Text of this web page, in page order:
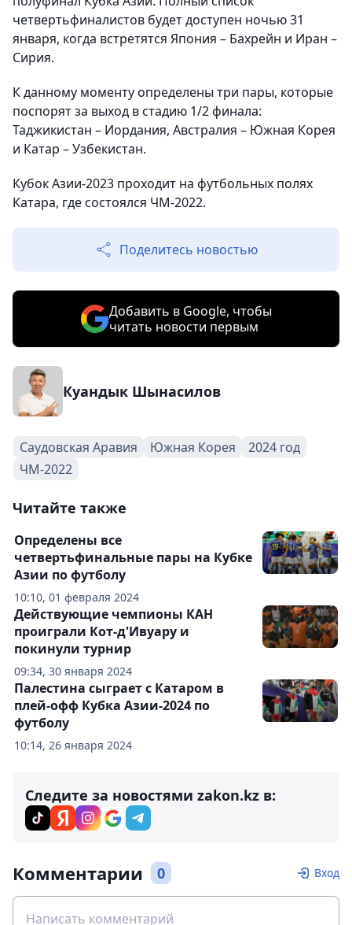
четвертьфиналистов будет доступен ночью 31
января, когда встретятся Япония – Бахрейн и Иран –
Сирия.
К данному моменту определены три пары, которые
поспорят за выход в стадию 1/2 финала:
Таджикистан – Иордания, Австралия – Южная Корея
и Катар – Узбекистан.
Кубок Азии-2023 проходит на футбольных полях
Катара, где состоялся ЧМ-2022.
Поделитесь новостью
Добавить в Google, чтобы
читать новости первым
Куандык Шынасилов
Саудовская Аравия Южная Корея
2024 год
ЧМ-2022
Читайте также
10:10, 01 февраля 2024
Определены все
четвертьфинальные пары на Кубке
Азии по футболу
09:34, 30 января 2024
Действующие чемпионы КАН
проиграли Кот-д'Ивуару и
покинули турнир
10:14, 26 января 2024
Палестина сыграет с Катаром в
плей-офф Кубка Азии-2024 по
футболу
Следите за новостями zakon.kz в:
Комментарии 0 Вход